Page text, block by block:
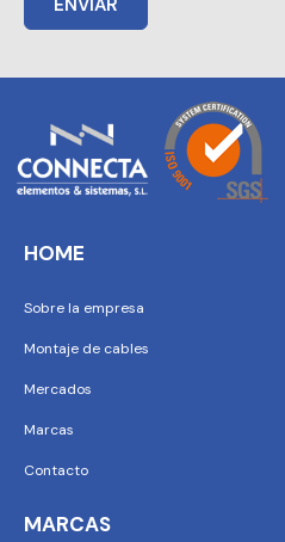
ENVIAR
HOME
Sobre la empresa
Montaje de cables
Mercados
Marcas
Contacto
MARCAS